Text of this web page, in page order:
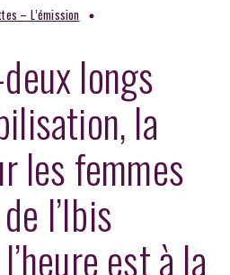
– L’émission
longs
la
les femmes
l’Ibis
est à la